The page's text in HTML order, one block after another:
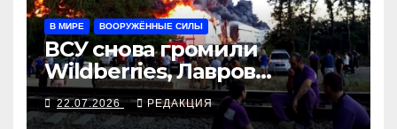
В МИРЕ ВООРУЖЁННЫЕ СИЛЫ
ВСУ снова громили
Wildberries, Лавров
собрался жаловаться из
Манилу в Вашингтон
22.07.2026 РЕДАКЦИЯ